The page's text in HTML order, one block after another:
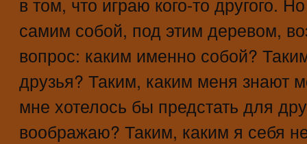
самим собой, под этим деревом,
вопрос: каким именно собой?
друзья? Таким, каким меня знают
мне хотелось бы предстать для
воображаю? Таким, каким я себя